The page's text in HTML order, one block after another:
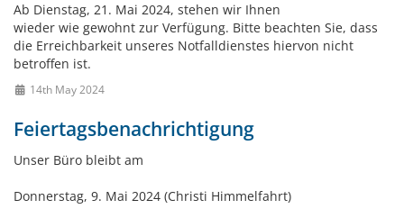
Ab Dienstag, 21. Mai 2024, stehen wir Ihnen
wieder wie gewohnt zur Verfügung. Bitte beachten Sie, dass
die Erreichbarkeit unseres Notfalldienstes hiervon nicht
betroffen ist.
14th May 2024
Feiertagsbenachrichtigung
Unser Büro bleibt am
Donnerstag, 9. Mai 2024 (Christi Himmelfahrt)